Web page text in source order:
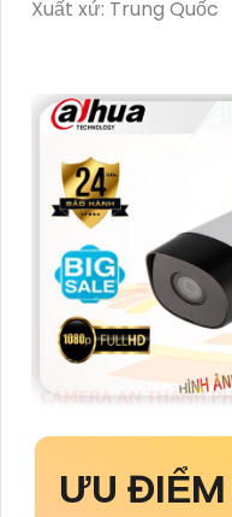
Xuất xứ: Trung Quốc
ƯU